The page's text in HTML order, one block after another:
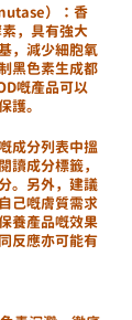
）：香
，具有強大
，減少細胞氧
黑色素生成都
嘅產品可以
護。
成分列表中搵
讀成分標籤，
。另外，建議
己嘅膚質需求
養產品嘅效果
反應亦可能有